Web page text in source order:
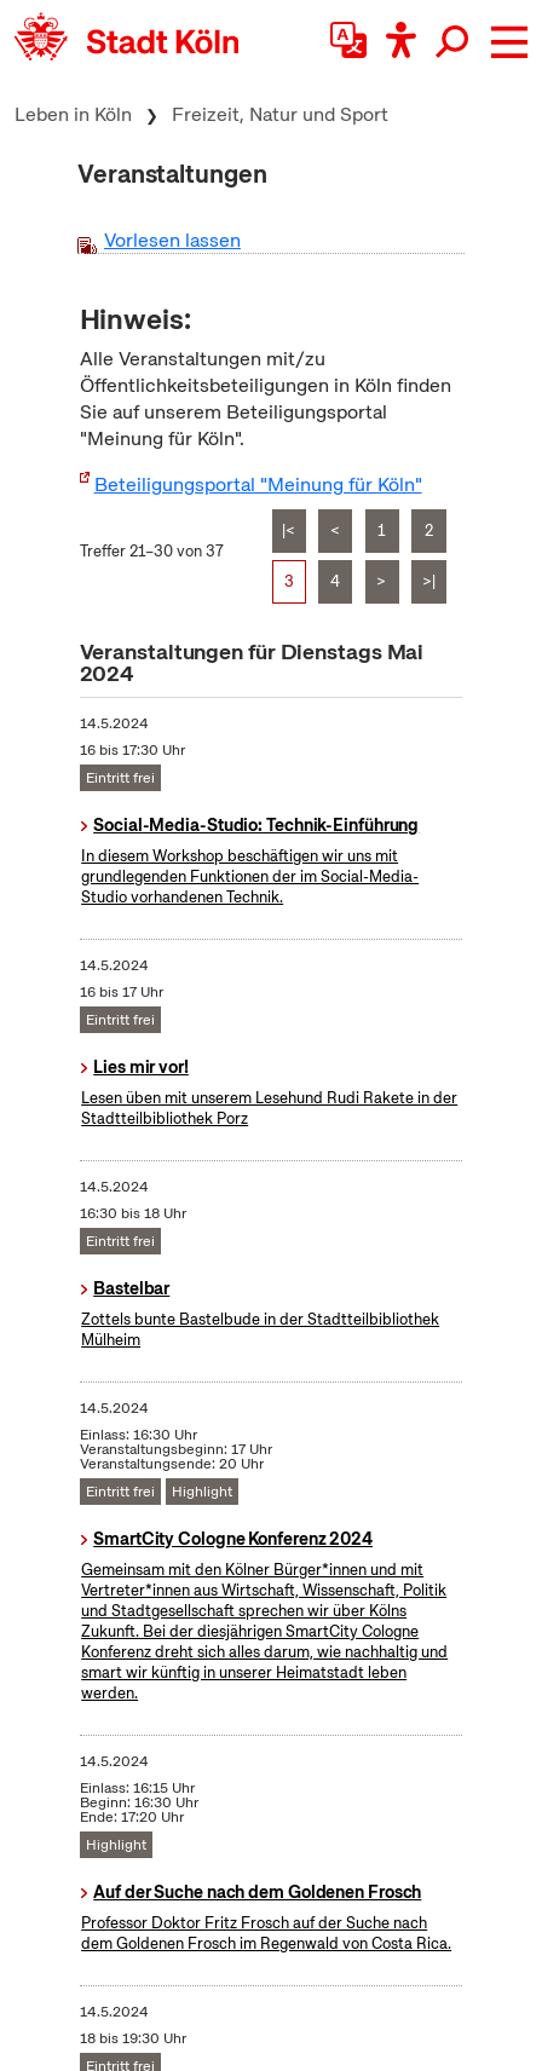
zum Inhalt springen
Leben in Köln Freizeit, Natur und Sport
Veranstaltungen
Vorlesen lassen
Hinweis:
Alle Veranstaltungen mit/zu
Öffentlichkeitsbeteiligungen in Köln finden
Sie auf unserem Beteiligungsportal
"Meinung für Köln".
Beteiligungsportal "Meinung für Köln"
Treffer 21–30 von 37
|< < 1 2
3 4 > >|
Veranstaltungen für Dienstags Mai
2024
14.5.2024
16 bis 17:30 Uhr
Eintritt frei
Social-Media-Studio: Technik-Einführung
In diesem Workshop beschäftigen wir uns mit
grundlegenden Funktionen der im Social-Media-
Studio vorhandenen Technik.
14.5.2024
16 bis 17 Uhr
Eintritt frei
Lies mir vor!
Lesen üben mit unserem Lesehund Rudi Rakete in der
Stadtteilbibliothek Porz
14.5.2024
16:30 bis 18 Uhr
Eintritt frei
Bastelbar
Zottels bunte Bastelbude in der Stadtteilbibliothek
Mülheim
14.5.2024
Einlass: 16:30 Uhr
Veranstaltungsbeginn: 17 Uhr
Veranstaltungsende: 20 Uhr
Eintritt frei
Highlight
Smart­Ci­ty Co­lo­gne Kon­fe­renz 2024
Gemeinsam mit den Kölner Bürger*innen und mit
Vertreter*innen aus Wirtschaft, Wissenschaft, Politik
und Stadtgesellschaft sprechen wir über Kölns
Zukunft. Bei der diesjährigen SmartCity Cologne
Konferenz dreht sich alles darum, wie nachhaltig und
smart wir künftig in unserer Heimatstadt leben
werden.
14.5.2024
Einlass: 16:15 Uhr
Beginn: 16:30 Uhr
Ende: 17:20 Uhr
Highlight
Auf der Suche nach dem Goldenen Frosch
Professor Doktor Fritz Frosch auf der Suche nach
dem Goldenen Frosch im Regenwald von Costa Rica.
14.5.2024
18 bis 19:30 Uhr
Eintritt frei